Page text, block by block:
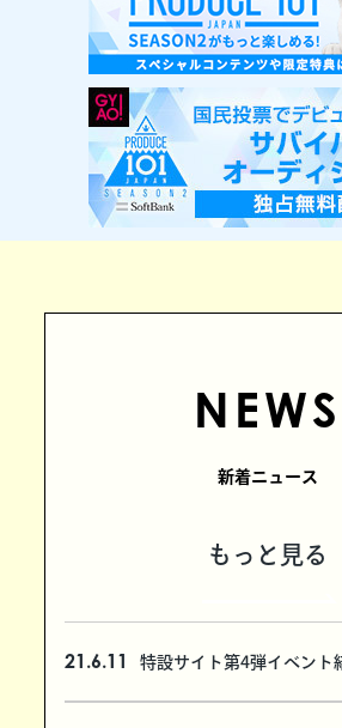
NEWS
新着ニュース
もっと見る
21.6.11 特設サイト第4弾イベント